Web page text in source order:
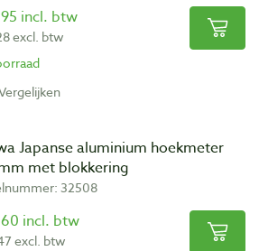
incl. btw
excl. btw
Japanse aluminium hoekmeter
met blokkering
32508
incl. btw
excl. btw